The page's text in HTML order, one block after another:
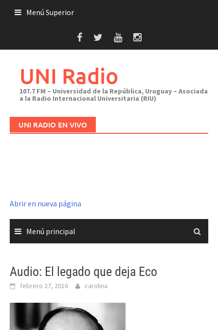
Menú Superior
UNI Radio
107.7 FM – Universidad de la República, Uruguay – Asociada
a la Radio Internacional Universitaria (RIU)
UNI RADIO EN VIVO
Abrir en nueva página
Menú principal
Audio: El legado que deja Eco
febrero 27, 2016 carolina